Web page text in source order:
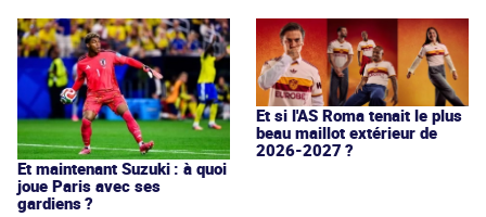
Et maintenant Suzuki : à quoi
joue Paris avec ses
gardiens ?
Et si l'AS Roma tenait le plus
beau maillot extérieur de
2026-2027 ?